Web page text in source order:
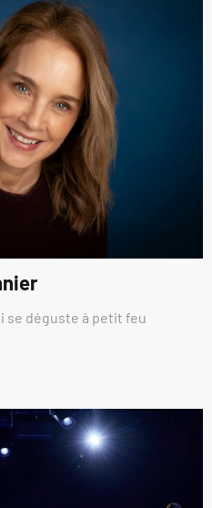
se déguste à petit feu